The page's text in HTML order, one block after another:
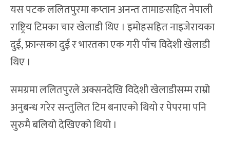
यस पटक ललितपुरमा कप्तान अनन्त तामाङसहित नेपाली
राष्ट्रिय टिमका चार खेलाडी थिए । इमोहसहित नाइजेरायका
दुई, फ्रान्सका दुई र भारतका एक गरी पाँच विदेशी खेलाडी
थिए ।
समग्रमा ललितपुरले अक्सनदेखि विदेशी खेलाडीसम्म राम्रो
अनुबन्ध गरेर सन्तुलित टिम बनाएको थियो र पेपरमा पनि
सुरुमै बलियो देखिएको थियो ।